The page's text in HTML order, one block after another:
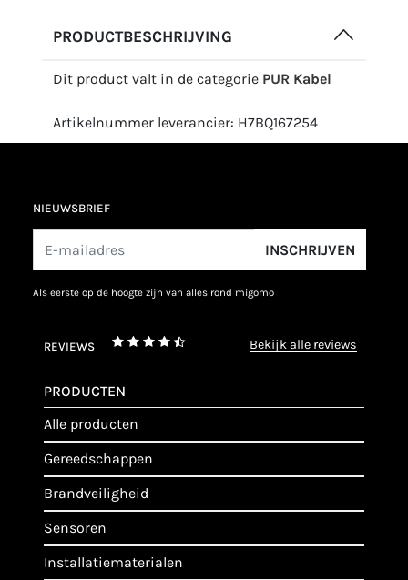
PRODUCTBESCHRIJVING
Dit product valt in de categorie PUR Kabel
Artikelnummer leverancier: H7BQ167254
NIEUWSBRIEF
INSCHRIJVEN
als eerste op de hoogte zijn van alles rond migomo
REVIEWS bekijk alle reviews
PRODUCTEN
alle producten
gereedschappen
brandveiligheid
sensoren
installatiematerialen